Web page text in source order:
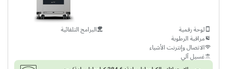
لوحة رقمية
مراقبة الرطوبة
الاتصال وإنترنت الأشياء
غسيل آلي
البرامج التلقائية